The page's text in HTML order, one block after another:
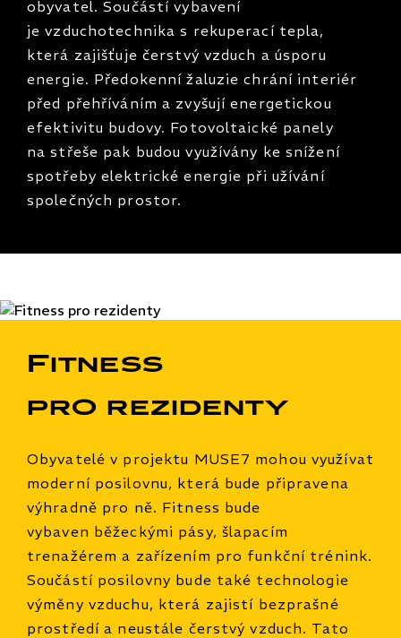
obyvatel. Součástí vybavení
je vzduchotechnika s rekuperací tepla,
která zajišťuje čerstvý vzduch a úsporu
energie. Předokenní žaluzie chrání interiér
před přehříváním a zvyšují energetickou
efektivitu budovy. Fotovoltaické panely
na střeše pak budou využívány ke snížení
spotřeby elektrické energie při užívání
společných prostor.
Fitness
pro rezidenty
Obyvatelé v projektu MUSE7 mohou využívat
moderní posilovnu, která bude připravena
výhradně pro ně. Fitness bude
vybaven běžeckými pásy, šlapacím
trenažérem a zařízením pro funkční trénink.
Součástí posilovny bude také technologie
výměny vzduchu, která zajistí bezprašné
prostředí a neustále čerstvý vzduch. Tato